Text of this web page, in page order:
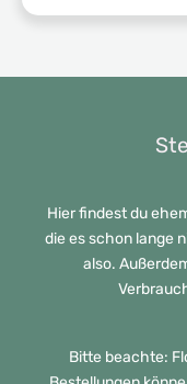
war:
Hier findest du
die es schon lange
also.
Bitte beachte: